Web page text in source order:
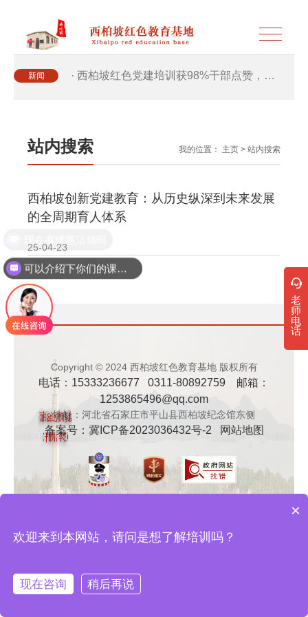
新闻 · 西柏坡红色党建培训获98%干部点赞，…
· 干部培训破解走过场 西柏坡红色教育…
· 2026年干部培训提质增效三大路径，揭…
· 筑牢新时代干部信仰根基 西柏坡3招给…
· 新时代干部培训筑牢理想信念，探秘西…
· 干部培训告别形式主义 3大西柏坡教法…
站内搜索 我的位置： 主页 > 站内搜索
西柏坡创新党建教育：从历史纵深到未来发展
的全周期育人体系
25-04-23
Copyright © 2024 西柏坡红色教育基地 版权所有
电话：15333236677 0311-80892759 邮箱：
1253865496@qq.com
地址：河北省石家庄市平山县西柏坡纪念馆东侧
备案号： 冀ICP备2023036432号-2 网站地图
老
师
电
话
×
欢迎来到本网站，请问是想了解培训吗？
现在咨询
稍后再说
在线咨询